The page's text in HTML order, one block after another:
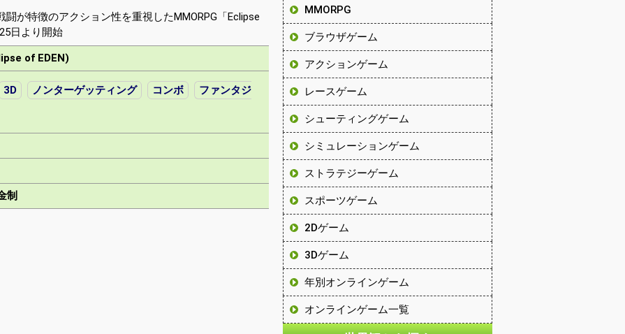
が特徴のアクション性を重視したMMORPG「Eclipse
日より開始
of EDEN)
3D ノンターゲッティング コンボ
ファンタジ
制
MMORPG
ブラウザゲーム
アクションゲーム
レースゲーム
シューティングゲーム
シミュレーションゲーム
ストラテジーゲーム
スポーツゲーム
2Dゲーム
3Dゲーム
年別オンラインゲーム
オンラインゲーム一覧